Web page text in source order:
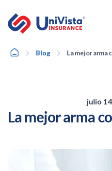
contenido
HomeBlog La mejor arma
julio
La mejor arma